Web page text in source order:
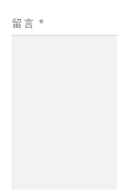
留言 *